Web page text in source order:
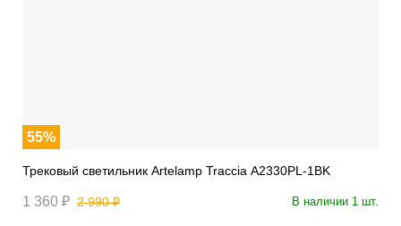
55%
Трековый светильник Artelamp Traccia A2330PL-1BK
1 360 ₽ В наличии 1 шт.
2 990 ₽